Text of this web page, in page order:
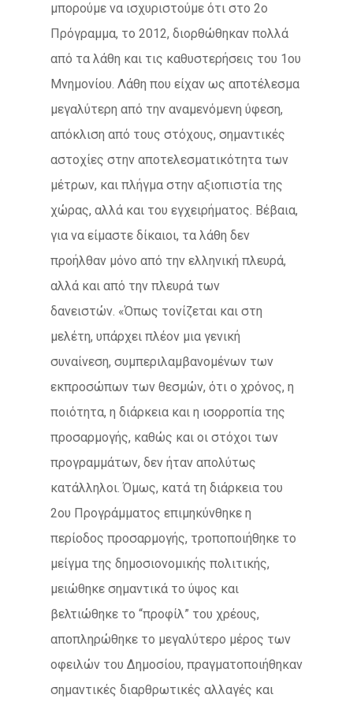
μπορούμε να ισχυριστούμε ότι στο 2ο
Πρόγραμμα, το 2012, διορθώθηκαν πολλά
από τα λάθη και τις καθυστερήσεις του 1ου
Μνημονίου. Λάθη που είχαν ως αποτέλεσμα
μεγαλύτερη από την αναμενόμενη ύφεση,
απόκλιση από τους στόχους, σημαντικές
αστοχίες στην αποτελεσματικότητα των
μέτρων, και πλήγμα στην αξιοπιστία της
χώρας, αλλά και του εγχειρήματος. Βέβαια,
για να είμαστε δίκαιοι, τα λάθη δεν
προήλθαν μόνο από την ελληνική πλευρά,
αλλά και από την πλευρά των
δανειστών. «Όπως τονίζεται και στη
μελέτη, υπάρχει πλέον μια γενική
συναίνεση, συμπεριλαμβανομένων των
εκπροσώπων των θεσμών, ότι ο χρόνος, η
ποιότητα, η διάρκεια και η ισορροπία της
προσαρμογής, καθώς και οι στόχοι των
προγραμμάτων, δεν ήταν απολύτως
κατάλληλοι. Όμως, κατά τη διάρκεια του
2ου Προγράμματος επιμηκύνθηκε η
περίοδος προσαρμογής, τροποποιήθηκε το
μείγμα της δημοσιονομικής πολιτικής,
μειώθηκε σημαντικά το ύψος και
βελτιώθηκε το “προφίλ” του χρέους,
αποπληρώθηκε το μεγαλύτερο μέρος των
οφειλών του Δημοσίου, πραγματοποιήθηκαν
σημαντικές διαρθρωτικές αλλαγές και